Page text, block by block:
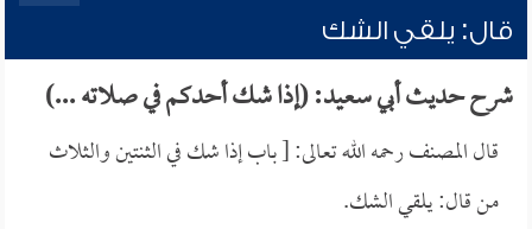
قال: يلقي الشك
شرح حديث أبي سعيد: (إذا شك أحدكم في صلاته ...)
قال المصنف رحمه الله تعالى: [ باب إذا شك في الثنتين والثلاث
من قال: يلقي الشك.